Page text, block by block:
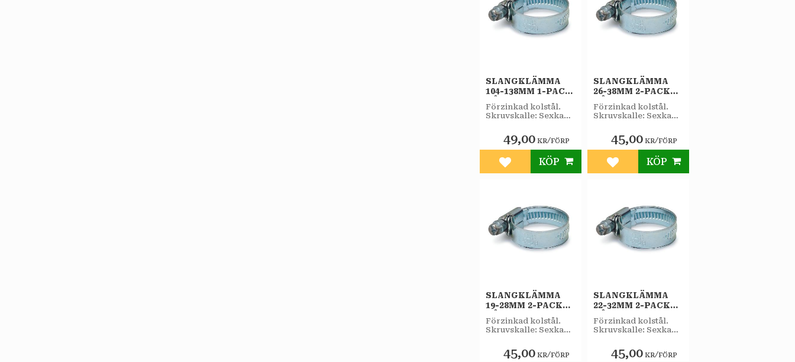
SLANGKLÄMMA
104-138MM 1-PACK
Förzinkad kolstål.
Skruvskalle: Sexkant
49,00KR/FÖRP
Lägg till i favoriter
KÖP
SLANGKLÄMMA
26-38MM 2-PACK
Förzinkad kolstål.
Skruvskalle: Sexkant
45,00KR/FÖRP
Lägg till i favoriter
KÖP
SLANGKLÄMMA
19-28MM 2-PACK
BÅREBO
Förzinkad kolstål.
Skruvskalle: Sexkant
samt mejselspår.
45,00KR/FÖRP
SLANGKLÄMMA
22-32MM 2-PACK
BÅREBO
Förzinkad kolstål.
Skruvskalle: Sexkant
samt mejselspår.
45,00KR/FÖRP